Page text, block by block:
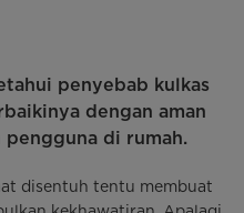
penyebab kulkas
dengan aman
di rumah.
disentuh tentu membuat